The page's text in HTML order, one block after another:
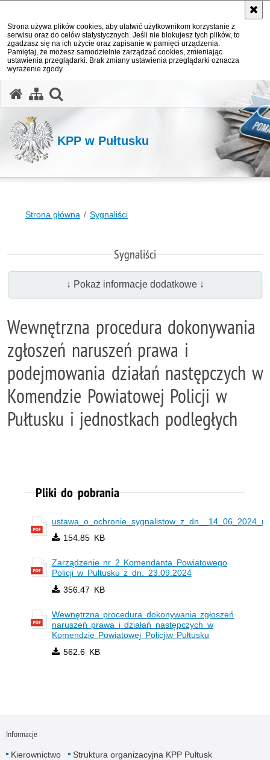
Strona używa plików cookies, aby ułatwić użytkownikom korzystanie z
serwisu oraz do celów statystycznych. Jeśli nie blokujesz tych plików, to
zgadzasz się na ich użycie oraz zapisanie w pamięci urządzenia.
Pamiętaj, że możesz samodzielnie zarządzać cookies, zmieniając
ustawienia przeglądarki. Brak zmiany ustawienia przeglądarki oznacza
wyrażenie zgody.
KPP w Pułtusku
Strona główna Sygnaliści
Sygnaliści
↓ Pokaż informacje dodatkowe ↓
Wewnętrzna procedura dokonywania
zgłoszeń naruszeń prawa i
podejmowania działań następczych w
Komendzie Powiatowej Policji w
Pułtusku i jednostkach podległych
Pliki do pobrania
ustawa_o_ochronie_sygnalistow_z_dn__14_06_2024_r_
154.85 KB
Zarządzenie nr 2 Komendanta Powiatowego
Policji w Pułtusku z dn. 23.09.2024
356.47 KB
Wewnętrzna procedura dokonywania zgłoszeń
naruszeń prawa i działań następczych w
Komendzie Powiatowej Policjiw Pułtusku
562.6 KB
Informacje
Kierownictwo
Struktura organizacyjna KPP Pułtusk